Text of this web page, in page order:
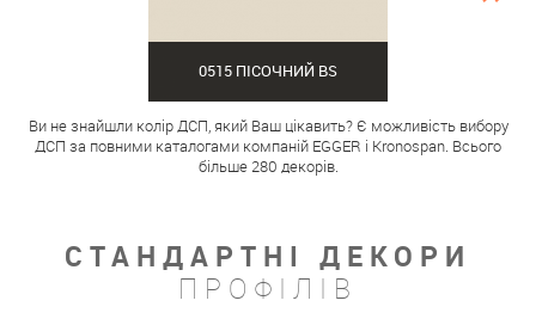
0515 ПІСОЧНИЙ BS
Ви не знайшли колір ДСП, який Ваш цікавить? Є можливість вибору
ДСП за повними каталогами компаній EGGER і Kronospan. Всього
більше 280 декорів.
СТАНДАРТНІ ДЕКОРИ
ПРОФІЛІВ